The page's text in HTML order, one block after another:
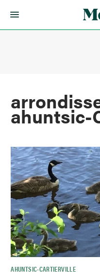
ahuntsic-
AHUNTSIC-CARTIERVILLE